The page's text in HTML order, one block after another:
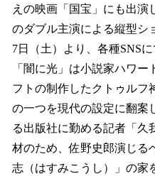
で
す
えの映画「国宝」にも出演
のダブル主演による縦型シ
7日（土）より、各種SNS
「闇に光」は小説家ハワ
フトの制作したクトゥルフ
の一つを現代の設定に翻案
る出版社に勤める記者「久
材のため、佐野史郎演じる
志（はすみこうし）」の家